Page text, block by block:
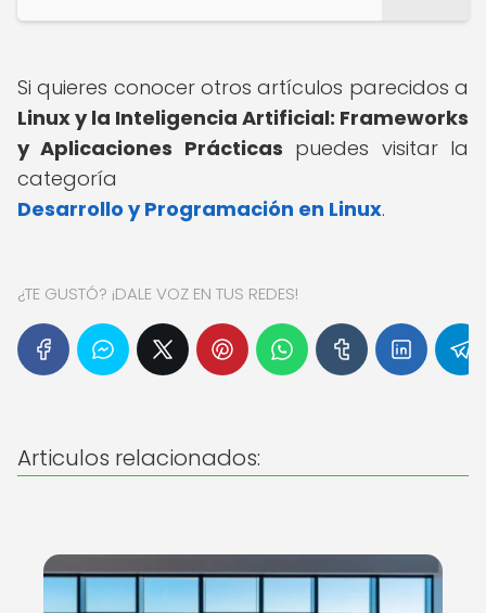
Si quieres conocer otros artículos parecidos a
Linux y la Inteligencia Artificial: Frameworks
y Aplicaciones Prácticas puedes visitar la
categoría
Desarrollo y Programación en Linux.
¿TE GUSTÓ? ¡DALE VOZ EN TUS REDES!
Articulos relacionados: